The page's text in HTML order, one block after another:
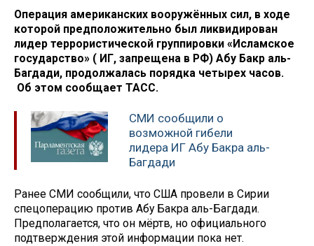
Операция американских вооружённых сил, в ходе
которой предположительно был ликвидирован
лидер террористической группировки «Исламское
государство» ( ИГ, запрещена в РФ) Абу Бакр аль-
Багдади, продолжалась порядка четырех часов.
Об этом сообщает ТАСС.
СМИ сообщили о
возможной гибели
лидера ИГ Абу Бакра аль-
Багдади
Ранее СМИ сообщили, что США провели в Сирии
спецоперацию против Абу Бакра аль-Багдади.
Предполагается, что он мёртв, но официального
подтверждения этой информации пока нет.